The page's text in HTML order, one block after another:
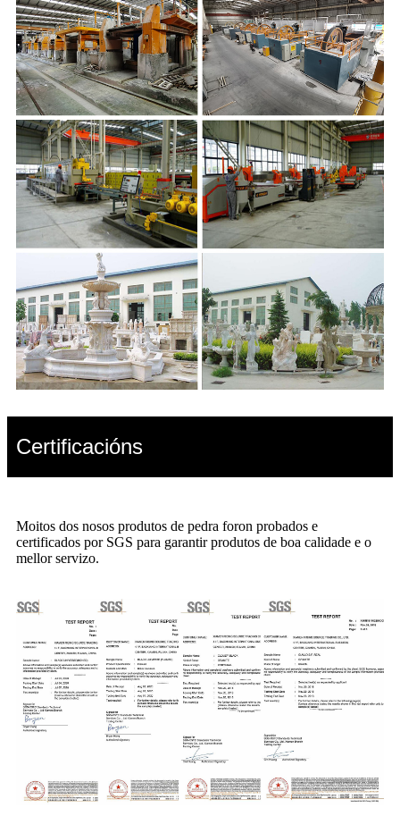
Certificacións
Moitos dos nosos produtos de pedra foron probados e
certificados por SGS para garantir produtos de boa calidade e o
mellor servizo.